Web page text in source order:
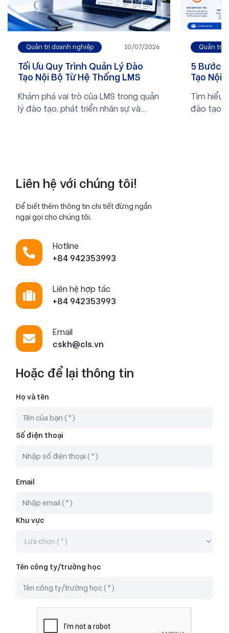
Quản trị doanh nghiệp 10/07/2026
Tối Ưu Quy Trình Quản Lý Đào
Tạo Nội Bộ Từ Hệ Thống LMS
Khám phá vai trò của LMS trong quản
lý đào tạo, phát triển nhân sự và
Quản trị
5 Bước
Tạo Nội
Tìm hiểu
đào tạo
Liên hệ với chúng tôi!
Để biết thêm thông tin chi tiết đừng ngần
ngại gọi cho chúng tôi.
Hotline
+84 942353993
Liên hệ hợp tác
+84 942353993
Email
cskh@cls.vn
Hoặc để lại thông tin
Họ và tên
Số điện thoại
Email
Khu vực
Tên công ty/trường học